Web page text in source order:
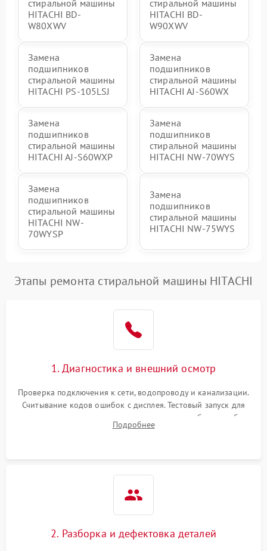
стиральной машины
HITACHI BD-
W80XWV
стиральной машины
HITACHI BD-
W90XWV
Замена
подшипников
стиральной машины
HITACHI PS-105LSJ
Замена
подшипников
стиральной машины
HITACHI AJ-S60WX
Замена
подшипников
стиральной машины
HITACHI AJ-S60WXP
Замена
подшипников
стиральной машины
HITACHI NW-70WYS
Замена
подшипников
стиральной машины
HITACHI NW-
70WYSP
Замена
подшипников
стиральной машины
HITACHI NW-75WYS
Этапы ремонта стиральной машины HITACHI
1. Диагностика и внешний осмотр
Проверка подключения к сети, водопроводу и канализации.
Считывание кодов ошибок с дисплея. Тестовый запуск для
выявления посторонних шумов, протечек или сбоев в работе
электронного модуля управления.
Подробнее
2. Разборка и дефектовка деталей